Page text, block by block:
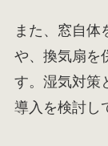
また、窓自体
や、換気扇を
す。湿気対策
導入を検討し